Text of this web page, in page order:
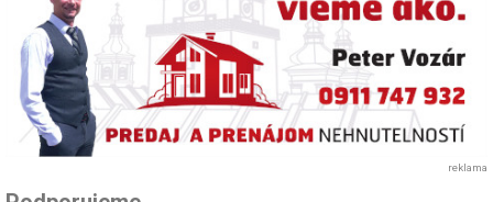
reklama